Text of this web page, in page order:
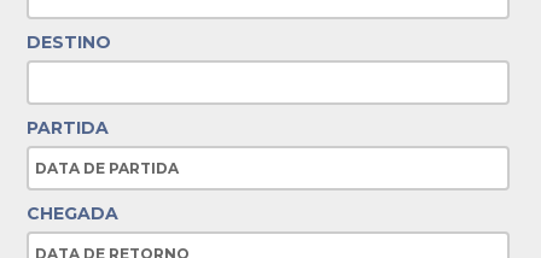
DESTINO
PARTIDA
CHEGADA